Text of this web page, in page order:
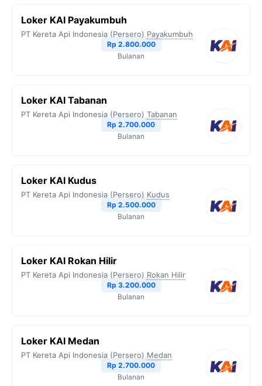
Loker KAI Payakumbuh
PT Kereta Api Indonesia (Persero) Payakumbuh
Rp 2.800.000
Bulanan
Loker KAI Tabanan
PT Kereta Api Indonesia (Persero) Tabanan
Rp 2.700.000
Bulanan
Loker KAI Kudus
PT Kereta Api Indonesia (Persero) Kudus
Rp 2.500.000
Bulanan
Loker KAI Rokan Hilir
PT Kereta Api Indonesia (Persero) Rokan Hilir
Rp 3.200.000
Bulanan
Loker KAI Medan
PT Kereta Api Indonesia (Persero) Medan
Rp 2.700.000
Bulanan